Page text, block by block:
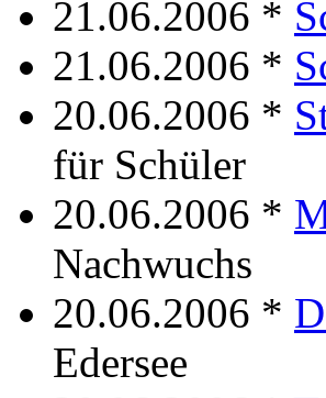
21.06.2006 *
21.06.2006 *
20.06.2006 *
für Schüler
20.06.2006 *
Nachwuchs
20.06.2006 *
Edersee